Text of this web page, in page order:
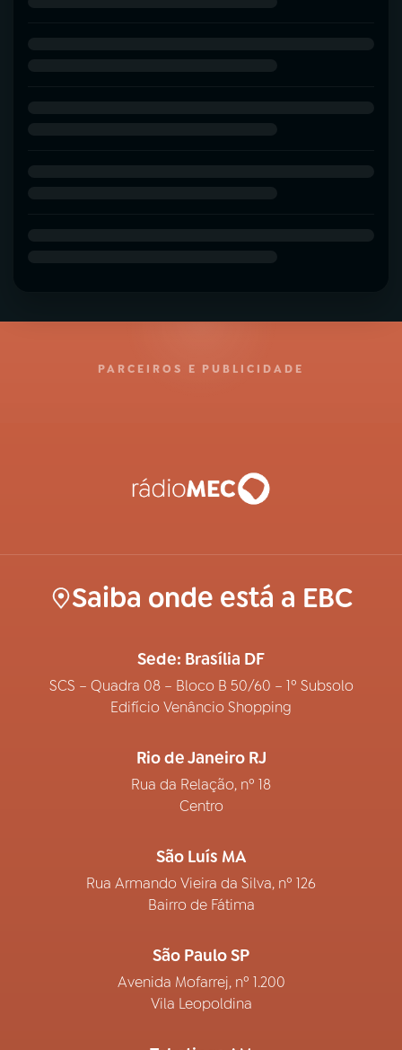
PARCEIROS E PUBLICIDADE
Saiba onde está a EBC
Sede: Brasília DF
SCS – Quadra 08 – Bloco B 50/60 – 1º Subsolo
Edifício Venâncio Shopping
Rio de Janeiro RJ
Rua da Relação, nº 18
Centro
São Luís MA
Rua Armando Vieira da Silva, nº 126
Bairro de Fátima
São Paulo SP
Avenida Mofarrej, nº 1.200
Vila Leopoldina